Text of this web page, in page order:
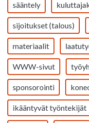
sääntely
sijoitukset (talous)
materiaalit
WWW-sivut
sponsorointi
ikääntyvät työntekijät